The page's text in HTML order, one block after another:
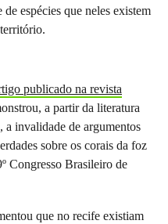
de espécies que neles existem
publicado na revista
a partir da literatura
invalidade de argumentos
sobre os corais da foz
Congresso Brasileiro de
que no recife existiam